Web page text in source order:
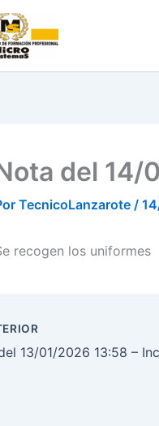
del 14/
TecnicoLanzarote /
recogen los uniformes
13/01/2026 13:58 –